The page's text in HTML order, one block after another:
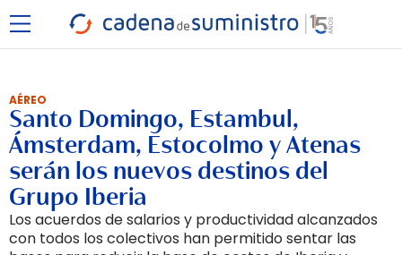
AÉREO
Santo Domingo, Estambul,
Ámsterdam, Estocolmo y Atenas
serán los nuevos destinos del
Grupo Iberia
Los acuerdos de salarios y productividad alcanzados
con todos los colectivos han permitido sentar las